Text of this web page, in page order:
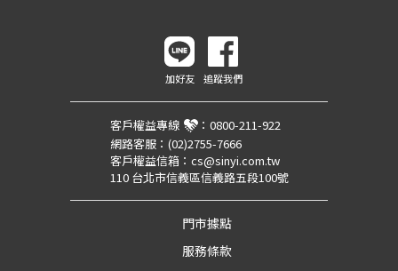
加好友 追蹤我們
客戶權益專線 ： 0800-211-922
網路客服： (02)2755-7666
客戶權益信箱： cs@sinyi.com.tw
110 台北市信義區信義路五段100號
門市據點
服務條款